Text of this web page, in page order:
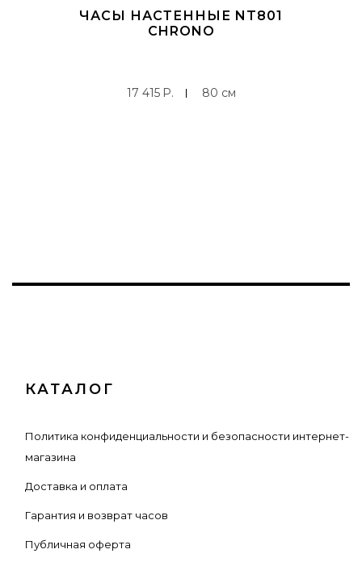
ЧАСЫ НАСТЕННЫЕ NT801
CHRONO
17 415 P 80 см
КАТАЛОГ
Политика конфиденциальности и безопасности интернет-
магазина
Доставка и оплата
Гарантия и возврат часов
Публичная оферта